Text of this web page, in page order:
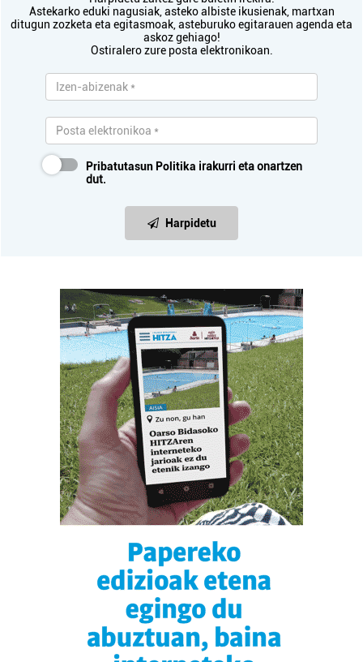
Astekarko eduki nagusiak, asteko albiste ikusienak, martxan
ditugun zozketa eta egitasmoak, asteburuko egitarauen agenda eta
askoz gehiago!
Ostiralero zure posta elektronikoan.
Pribatutasun Politika irakurri eta onartzen
dut.
Harpidetu